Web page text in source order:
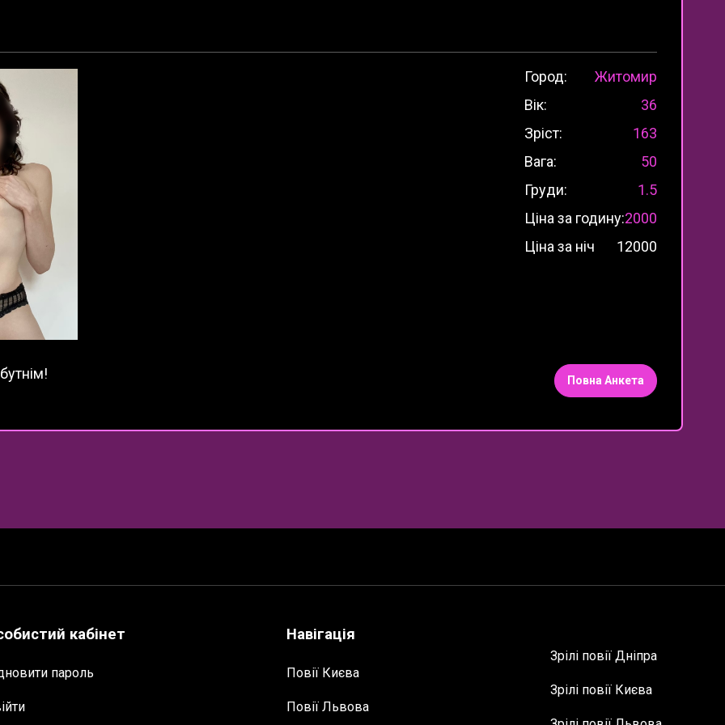
Город:
Житомир
Вік:
36
Зріст:
163
Вага:
50
Груди:
1.5
Ціна за годину:2000
Ціна за ніч
12000
Повна Анкета
кабінет
пароль
Навігація
Повії Києва
Повії Львова
Зрілі повії Дніпра
Зрілі повії Києва